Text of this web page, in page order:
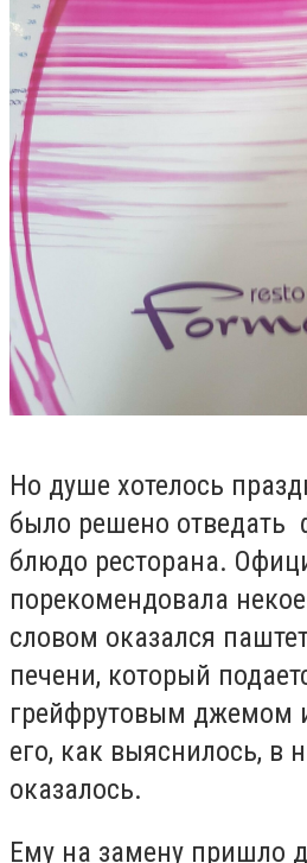
Но душе хотелось
было решено отведать
блюдо ресторана.
порекомендовала
словом оказался
печени, который
грейфрутовым джемом
его, как выяснилось, в
оказалось.
Ему на замену пришло